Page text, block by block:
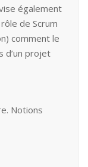
également
de Scrum
comment le
d’un projet
Notions